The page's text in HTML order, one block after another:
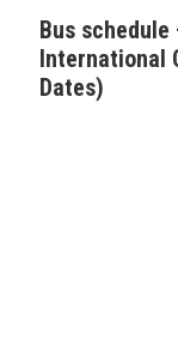
Bus
International
Dates)